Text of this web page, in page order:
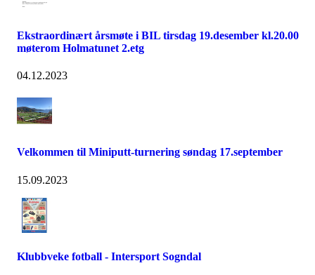
Ekstraordinært årsmøte i BIL tirsdag 19.desember kl.20.00
møterom Holmatunet 2.etg
04.12.2023
Velkommen til Miniputt-turnering søndag 17.september
15.09.2023
Klubbveke fotball - Intersport Sogndal